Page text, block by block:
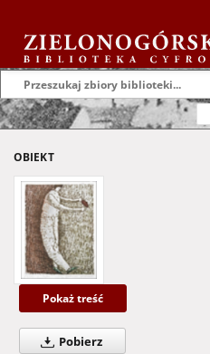
OBIEKT
Pokaż treść
Pobierz